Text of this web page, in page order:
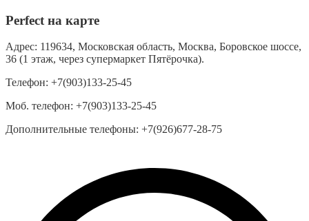
Perfect на карте
Адрес: 119634, Московская область, Москва, Боровское шоссе,
36 (1 этаж, через супермаркет Пятёрочка).
Телефон: +7(903)133-25-45
Моб. телефон: +7(903)133-25-45
Дополнительные телефоны: +7(926)677-28-75